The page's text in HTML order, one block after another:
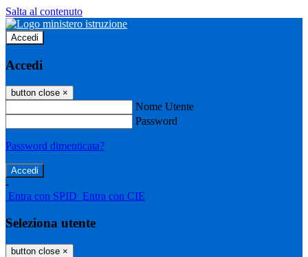
Salta al contenuto
Accedi
Accedi
button close ×
Nome Utente
Password
Password dimenticata?
-
Entra con SPID Entra con CIE
Seleziona utente
button close ×